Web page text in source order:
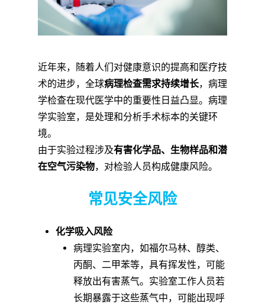
近年来，随着人们对健康意识的提高和医疗技
术的进步，全球病理检查需求持续增长，病理
学检查在现代医学中的重要性日益凸显。病理
学实验室，是处理和分析手术标本的关键环
境。
由于实验过程涉及有害化学品、生物样品和潜
在空气污染物，对检验人员构成健康风险。
常见安全风险
化学吸入风险
病理实验室内，如福尔马林、醇类、
丙酮、二甲苯等，具有挥发性，可能
释放出有害蒸气。实验室工作人员若
长期暴露于这些蒸气中，可能出现呼